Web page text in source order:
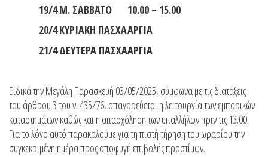
19/4Μ. ΣΑΒΒΑΤΟ
10.00 – 15.00
20/4ΚΥΡΙΑΚΗ ΠΑΣΧΑΑΡΓΙΑ
21/4ΔΕΥΤΕΡΑ ΠΑΣΧΑΑΡΓΙΑ
Ειδικά την Μεγάλη Παρασκευή 03/05/2025, σύμφωνα με τις διατάξεις
του άρθρου 3 του ν. 435/76, απαγορεύεται η λειτουργία των εμπορικών
καταστημάτων καθώς και η απασχόληση των υπαλλήλων πριν τις 13.00.
Για το λόγο αυτό παρακαλούμε για τη πιστή τήρηση του ωραρίου την
συγκεκριμένη ημέρα προς αποφυγή επιβολής προστίμων.